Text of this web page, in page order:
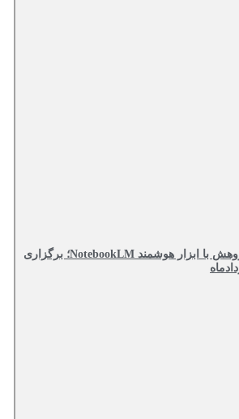
تحولی در آموزش و پژوهش با ابزار هوشمند NotebookLM؛ برگزاری